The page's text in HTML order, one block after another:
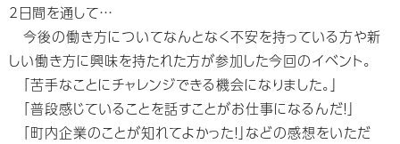
2日間を通して…
今後の働き方についてなんとなく不安を持っている方や新
しい働き方に興味を持たれた方が参加した今回のイベント。
「苦手なことにチャレンジできる機会になりました。」
「普段感じていることを話すことがお仕事になるんだ！」
「町内企業のことが知れてよかった！」などの感想をいただ